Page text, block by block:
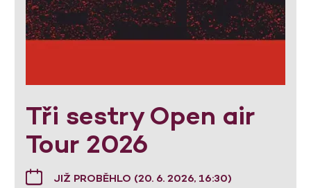
Tři sestry Open air
Tour 2026
JIŽ PROBĚHLO (20. 6. 2026, 16:30)